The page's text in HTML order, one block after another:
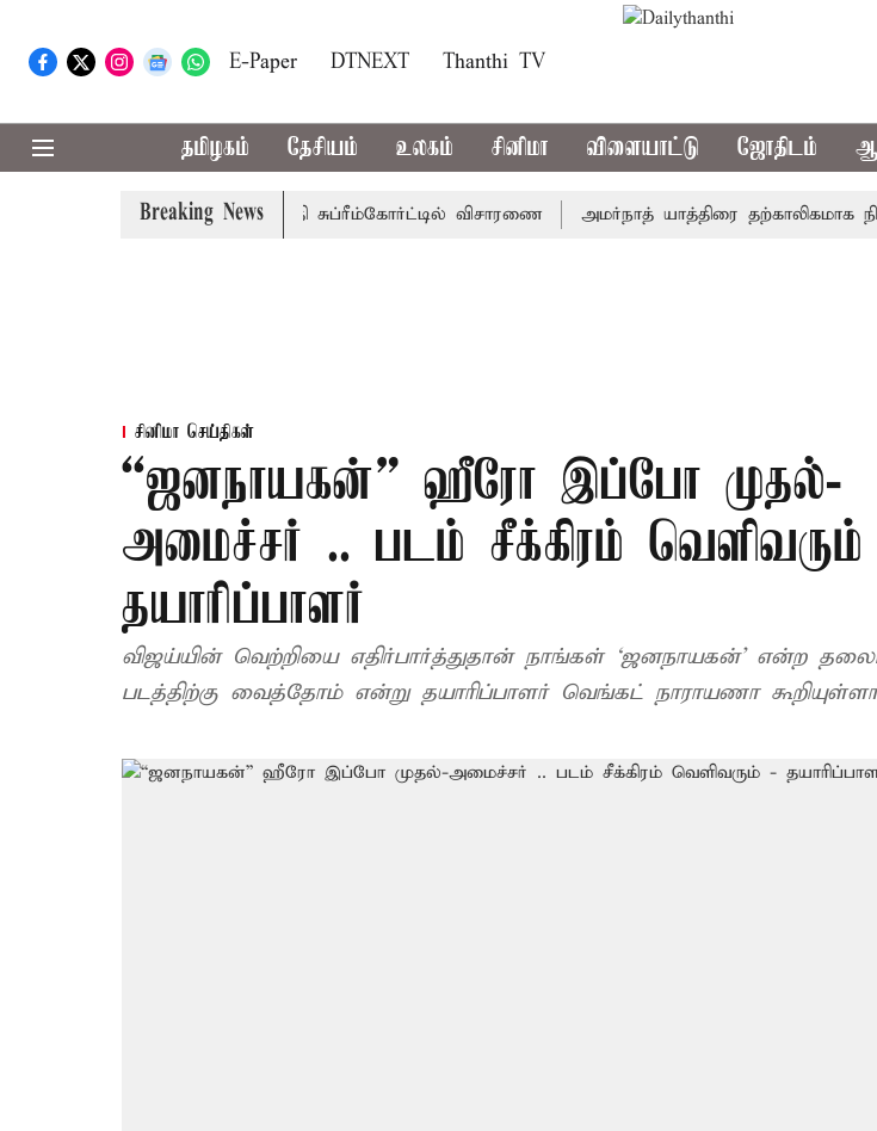
E-Paper DTNEXT Thanthi TV
தமிழகம் தேசியம் உலகம் சினிமா விளையாட்டு ஜோதிடம்
Breaking News
வழக்கு; வரும் 14ம்தேதி சுப்ரீம்கோர்ட்டில் விசாரணை அமர்நாத் யாத்திரை தற்காலிகமாக
சினிமா செய்திகள்
“ஜனநாயகன்” ஹீரோ இப்போ முதல்-
அமைச்சர் .. படம் சீக்கிரம்
தயாரிப்பாளர்
விஜய்யின் வெற்றியை எதிர்பார்த்துதான் நாங்கள் ‘ஜனநாயகன்’ என்ற
படத்திற்கு வைத்தோம் என்று தயாரிப்பாளர் வெங்கட் நாராயணா